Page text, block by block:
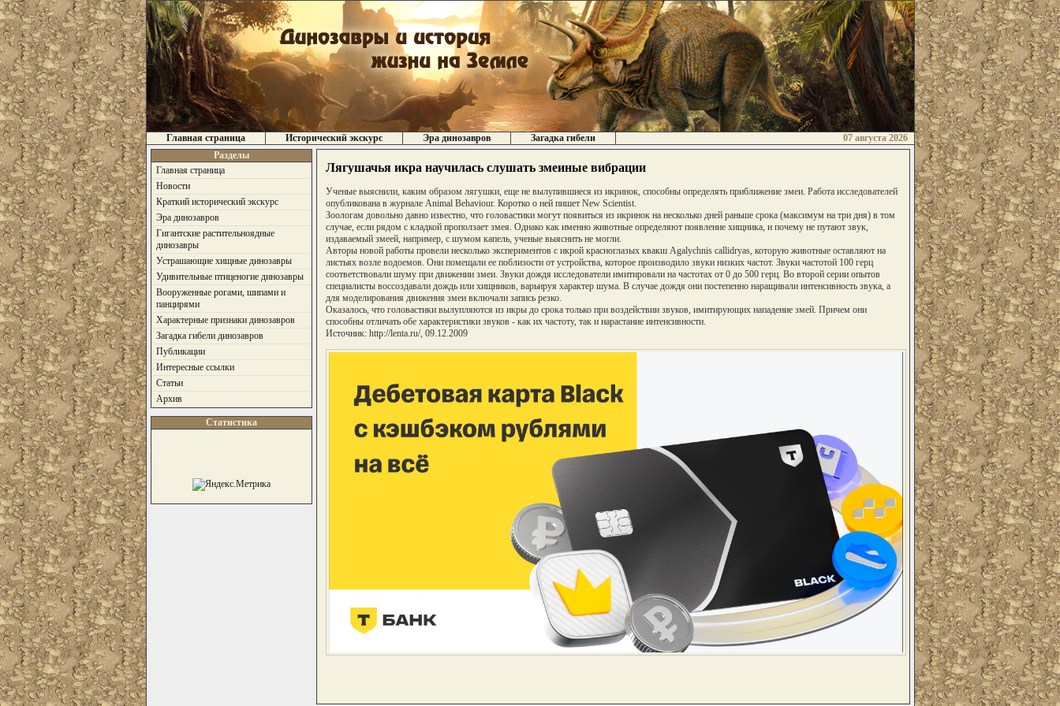
Главная страница Исторический экскурс Эра динозавров Загадка гибели
07 августа 2026
Разделы
Главная страница
Новости
Краткий исторический экскурс
Эра динозавров
Гигантские растительноядные
динозавры
Устрашающие хищные динозавры
Удивительные птиценогие динозавры
Вооруженные рогами, шипами и
панцирями
Характерные признаки динозавров
Загадка гибели динозавров
Публикации
Интересные ссылки
Статьи
Архив
Статистика
Лягушачья икра научилась слушать змеиные вибрации
Ученые выяснили, каким образом лягушки, еще не вылупившиеся из икринок, способны определять приближение змеи. Работа исследователей
опубликована в журнале Animal Behaviour. Коротко о ней пишет New Scientist.
Зоологам довольно давно известно, что головастики могут появиться из икринок на несколько дней раньше срока (максимум на три дня) в том
случае, если рядом с кладкой проползает змея. Однако как именно животные определяют появление хищника, и почему не путают звук,
издаваемый змеей, например, с шумом капель, ученые выяснить не могли.
Авторы новой работы провели несколько экспериментов с икрой красноглазых квакш Agalychnis callidryas, которую животные оставляют на
листьях возле водоемов. Они помещали ее поблизости от устройства, которое производило звуки низких частот. Звуки частотой 100 герц
соответствовали шуму при движении змеи. Звуки дождя исследователи имитировали на частотах от 0 до 500 герц. Во второй серии опытов
специалисты воссоздавали дождь или хищников, варьируя характер шума. В случае дождя они постепенно наращивали интенсивность звука, а
для моделирования движения змеи включали запись резко.
Оказалось, что головастики вылупляются из икры до срока только при воздействии звуков, имитирующих нападение змей. Причем они
способны отличать обе характеристики звуков - как их частоту, так и нарастание интенсивности.
Источник: http://lenta.ru/, 09.12.2009